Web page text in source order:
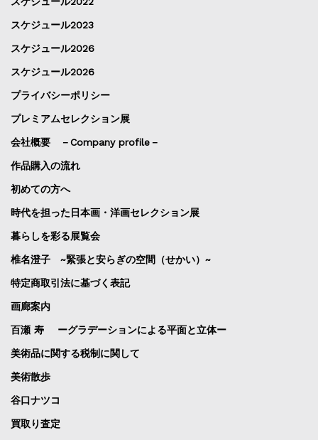
スケジュール2023
スケジュール2026
スケジュール2026
プライバシーポリシー
プレミアムセレクション展
会社概要 －Company profile－
作品購入の流れ
初めての方へ
時代を担った日本画・洋画セレクション展
暮らしを彩る展覧会
椎名澄子 ~緊張と安らぎの空間（せかい）~
特定商取引法に基づく表記
画廊案内
百瀬 寿 ーグラデーションによる平面と立体ー
美術品に関する税制に関して
美術散歩
谷口ナツコ
買取り査定